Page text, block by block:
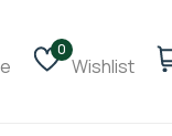
0
Wishlist